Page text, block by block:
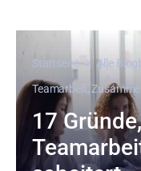
Startseite
Alle
Teamarbeit,
17